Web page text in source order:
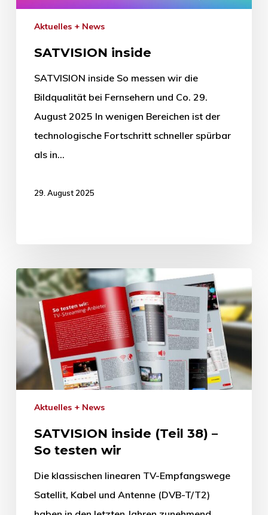
Aktuelles + News
SATVISION inside
SATVISION inside So messen wir die
Bildqualität bei Fernsehern und Co. 29.
August 2025 In wenigen Bereichen ist der
technologische Fortschritt schneller spürbar
als in…
29. August 2025
Aktuelles + News
SATVISION inside (Teil 38) –
So testen wir
Die klassischen linearen TV-Empfangswege
Satellit, Kabel und Antenne (DVB-T/T2)